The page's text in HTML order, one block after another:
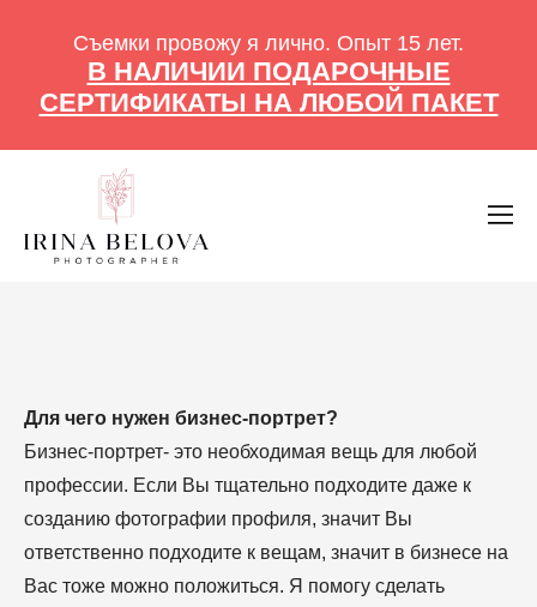
Съемки провожу я лично. Опыт 15 лет.
В НАЛИЧИИ ПОДАРОЧНЫЕ
СЕРТИФИКАТЫ НА ЛЮБОЙ ПАКЕТ
Для чего нужен бизнес-портрет?
Бизнес-портрет- это необходимая вещь для любой
профессии. Если Вы тщательно подходите даже к
созданию фотографии профиля, значит Вы
ответственно подходите к вещам, значит в бизнесе на
Вас тоже можно положиться. Я помогу сделать